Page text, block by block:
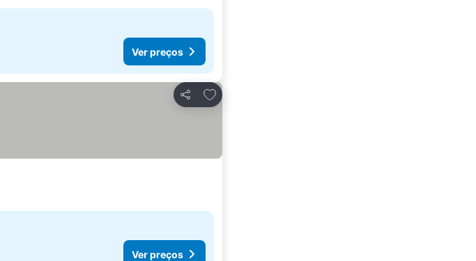
Ver preços
Partilhar
Adicionar aos favoritos
Ver preços